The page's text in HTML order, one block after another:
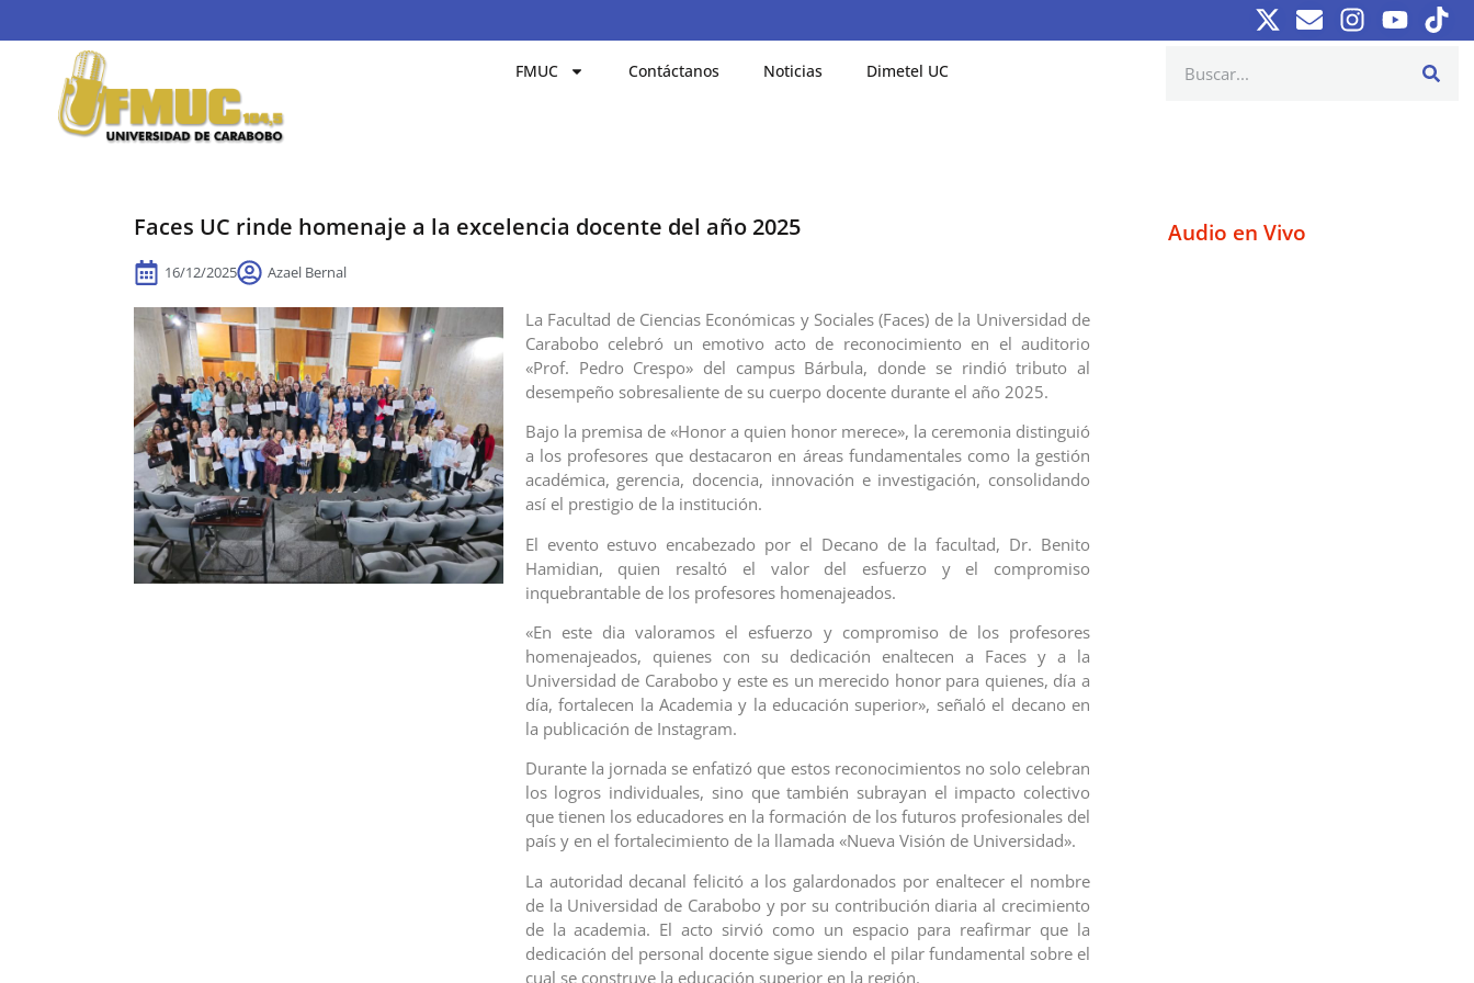
FMUC Contáctanos Noticias Dimetel UC
Faces UC rinde homenaje a la excelencia docente del año 2025
16/12/2025 Azael Bernal
La Facultad de Ciencias Económicas y Sociales (Faces) de la Universidad de
Carabobo celebró un emotivo acto de reconocimiento en el auditorio
«Prof. Pedro Crespo» del campus Bárbula, donde se rindió tributo al
desempeño sobresaliente de su cuerpo docente durante el año 2025.
Bajo la premisa de «Honor a quien honor merece», la ceremonia distinguió
a los profesores que destacaron en áreas fundamentales como la gestión
académica, gerencia, docencia, innovación e investigación, consolidando
así el prestigio de la institución.
El evento estuvo encabezado por el Decano de la facultad, Dr. Benito
Hamidian, quien resaltó el valor del esfuerzo y el compromiso
inquebrantable de los profesores homenajeados.
«En este dia valoramos el esfuerzo y compromiso de los profesores
homenajeados, quienes con su dedicación enaltecen a Faces y a la
Universidad de Carabobo y este es un merecido honor para quienes, día a
día, fortalecen la Academia y la educación superior», señaló el decano en
la publicación de Instagram.
Durante la jornada se enfatizó que estos reconocimientos no solo celebran
los logros individuales, sino que también subrayan el impacto colectivo
que tienen los educadores en la formación de los futuros profesionales del
país y en el fortalecimiento de la llamada «Nueva Visión de Universidad».
La autoridad decanal felicitó a los galardonados por enaltecer el nombre
de la Universidad de Carabobo y por su contribución diaria al crecimiento
de la academia. El acto sirvió como un espacio para reafirmar que la
dedicación del personal docente sigue siendo el pilar fundamental sobre el
cual se construye la educación superior en la región.
Audio en Vivo